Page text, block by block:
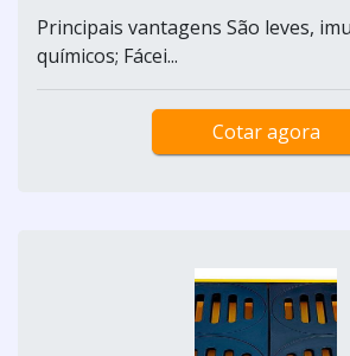
Principais vantagens São leves,
químicos; Fácei...
Cotar agora